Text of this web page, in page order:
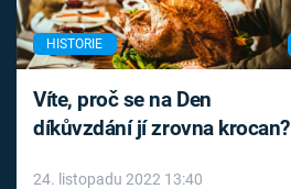
HISTORIE
Víte, proč se na Den
díkůvzdání jí zrovna krocan?
24. listopadu 2022 13:40